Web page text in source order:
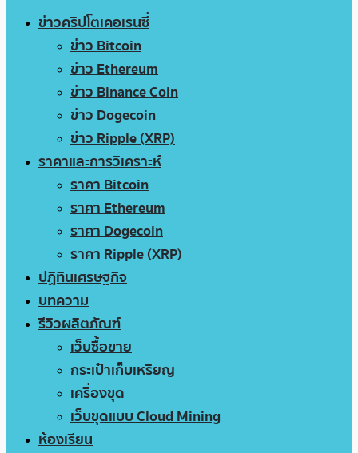
ข่าวคริปโตเคอเรนซี่
ข่าว Bitcoin
ข่าว Ethereum
ข่าว Binance Coin
ข่าว Dogecoin
ข่าว Ripple (XRP)
ราคาและการวิเคราะห์
ราคา Bitcoin
ราคา Ethereum
ราคา Dogecoin
ราคา Ripple (XRP)
ปฏิทินเศรษฐกิจ
บทความ
รีวิวผลิตภัณฑ์
เว็บซื้อขาย
กระเป๋าเก็บเหรียญ
เครื่องขุด
เว็บขุดแบบ Cloud Mining
ห้องเรียน